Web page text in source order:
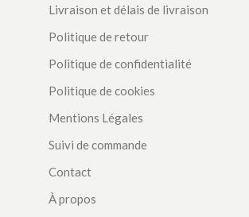
Livraison et délais de livraison
Politique de retour
Politique de confidentialité
Politique de cookies
Mentions Légales
Suivi de commande
Contact
À propos